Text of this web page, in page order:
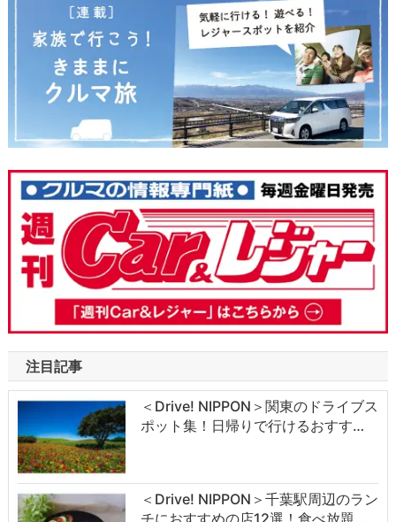
注目記事
＜Drive! NIPPON＞関東のドライブス
ポット集！日帰りで行けるおすす…
＜Drive! NIPPON＞千葉駅周辺のラン
チにおすすめの店12選！食べ放題…